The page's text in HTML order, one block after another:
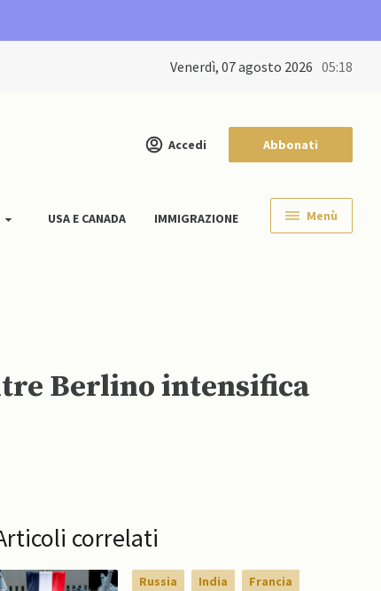
venerdì, 07 agosto 2026 05:18
Accedi Abbonati
USA E CANADA IMMIGRAZIONE Menù
Berlino intensifica
correlati
Russia India Francia